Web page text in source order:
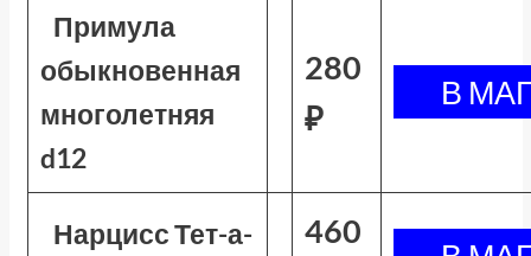
Примула
обыкновенная
многолетняя
d12
280
₽
Нарцисс Тет-а-
460